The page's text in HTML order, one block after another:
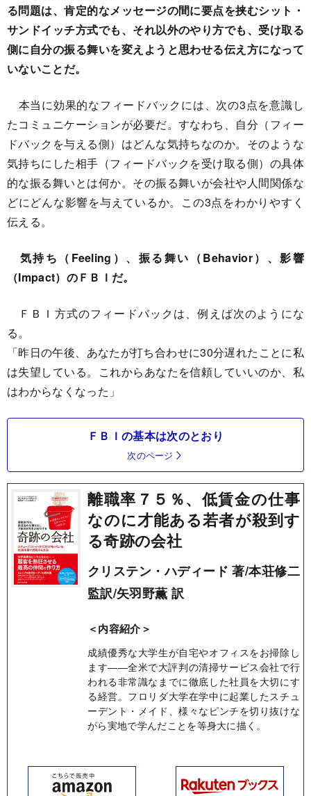
る問題は、肯定的なメッセージの間に要点を挟むシット・
サンドイッチ方式でも、それ以外のやり方でも、受け取る
側に自分の振る舞いを変えようと思わせる伝え方になって
いないことだ。
本当に効果的なフィードバックには、次の3点を意識し
たコミュニケーションが必要だ。すなわち、自分（フィー
ドバックを与える側）はどんな気持ちなのか。そのような
気持ちにした相手（フィードバックを受け取る側）の具体
的な振る舞いとは何か。その振る舞いが会社や人間関係な
どにどんな影響を与えているか。この3点をわかりやすく
伝える。
気持ち（Feeling）、振る舞い（Behavior）、影響
（Impact）のＦＢＩだ。
ＦＢＩ方式のフィードバックは、例えば次のようにな
る。
「昨日の午後、あなたが打ち合わせに30分遅れたことに私
は失望している。これからあなたを信頼していいのか、私
はわからなくなった」
ＦＢＩの基本は次のとおり
次のページ
離職率７５％、低賃金の仕事
なのに才能ある若者が殺到す
る奇跡の会社
クリステン・ハディード 著/本荘修二
監訳/矢羽野薫 訳
＜内容紹介＞
成績優秀な大学生が自宅やオフィスをお掃除し
ます――全米で大評判の清掃サービス会社で行
われる非常識なまでに徹底した社員を大切にす
る経営。フロリダ大学在学中に起業したスチュ
ーデント・メイド、様々なピンチを切り抜けな
がら実地で学んだことを等身大に描く。